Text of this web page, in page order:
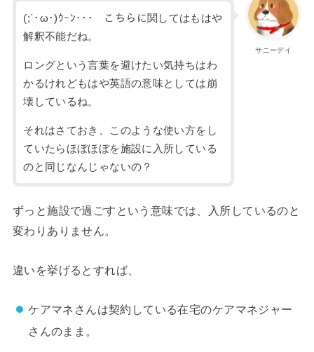
サニーデイ
(;´･ω･)ｳｰﾝ･･･ こちらに関してはもはや
解釈不能だね。
ロングという言葉を避けたい気持ちはわ
かるけれどもはや英語の意味としては崩
壊しているね。
それはさておき、このような使い方をし
ていたらほぼほぼを施設に入所している
のと同じなんじゃないの？
ずっと施設で過ごすという意味では、入所しているのと
変わりありません。
違いを挙げるとすれば、
ケアマネさんは契約している在宅のケアマネジャー
さんのまま。